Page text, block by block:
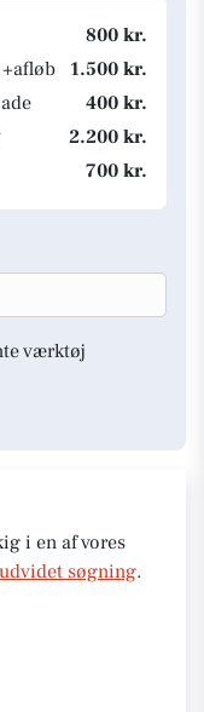
800 kr.
1.500 kr.
400 kr.
2.200 kr.
700 kr.
værktøj
i en af vores
udvidet søgning.